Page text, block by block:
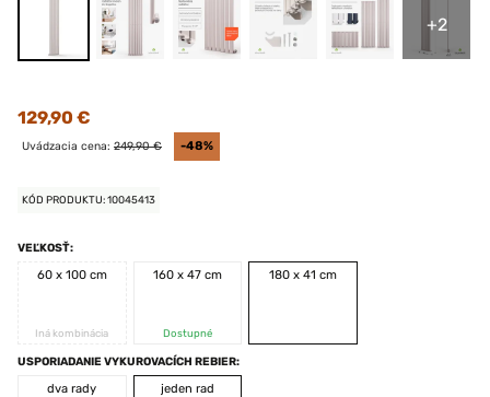
+2
129,90 €
Uvádzacia cena: 249,90 € -48%
KÓD PRODUKTU: 10045413
VEĽKOSŤ:
60 x 100 cm
Iná kombinácia
160 x 47 cm
Dostupné
180 x 41 cm
USPORIADANIE VYKUROVACÍCH REBIER:
dva rady
jeden rad